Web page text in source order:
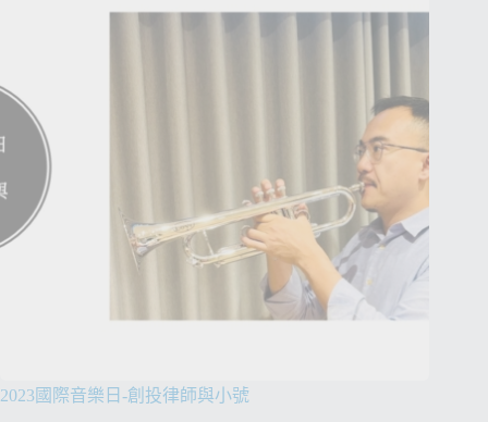
2023國際音樂日-創投律師與小號